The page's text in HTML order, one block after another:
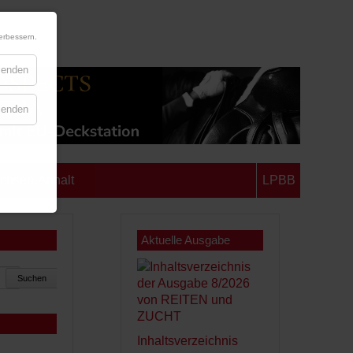
Anhalt LPBB
Suchen
Aktuelle Ausgabe
Inhaltsverzeichnis